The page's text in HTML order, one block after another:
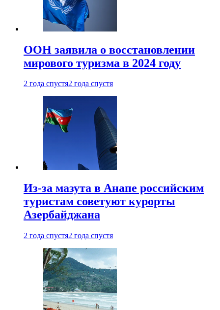
ООН заявила о восстановлении
мирового туризма в 2024 году
2 года спустя2 года спустя
Из-за мазута в Анапе российским
туристам советуют курорты
Азербайджана
2 года спустя2 года спустя